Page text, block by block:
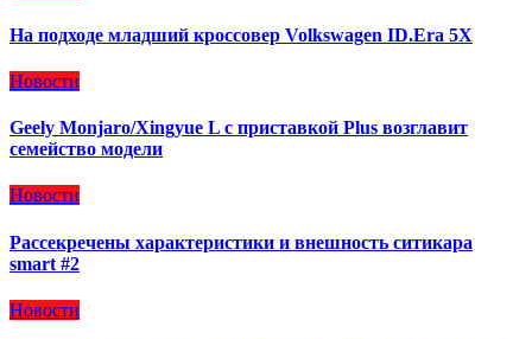
На подходе младший кроссовер Volkswagen ID.Era 5X
Новости
Geely Monjaro/Xingyue L с приставкой Plus возглавит
семейство модели
Новости
Рассекречены характеристики и внешность ситикара
smart #2
Новости